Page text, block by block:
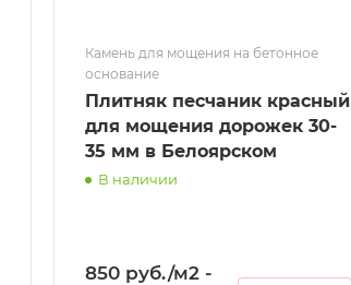
Камень для мощения на бетонное
основание
Плитняк песчаник красный
для мощения дорожек 30-
35 мм в Белоярском
В наличии
850 руб./м2 -